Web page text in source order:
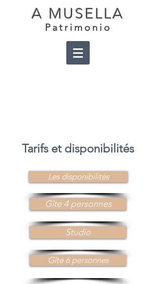
A MUSELLA
Patrimonio
Tarifs et disponibilités
Les disponibilités
Gîte 4 personnes
Studio
Gîte 6 personnes